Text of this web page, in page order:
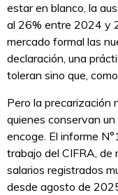
estar en blanco, la
al 26% entre 2024 y
mercado formal las
declaración, una
toleran sino que,
Pero la precarización
quienes conservan
encoge. El informe
trabajo del CIFRA,
salarios registrados
desde agosto de